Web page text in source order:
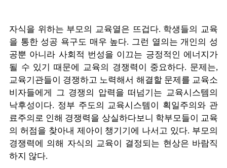
자식을 위하는 부모의 교육열은 뜨겁다. 학생들의 교육
을 통한 성공 욕구도 매우 높다. 그런 열의는 개인의 성
공뿐 아니라 사회적 번성을 이끄는 긍정적인 에너지가
될 수 있기 때문에 교육의 경쟁력이 중요하다. 문제는,
교육기관들이 경쟁하고 노력해서 해결할 문제를 교육소
비자들에게 그 경쟁의 압력을 떠넘기는 교육시스템의
낙후성이다. 정부 주도의 교육시스템이 획일주의와 관
료주의로 인해 경쟁력을 상실하다보니 학부모들이 교육
의 허점을 찾아내 제아이 챙기기에 나서고 있다. 부모의
경쟁력에 의해 자식의 교육이 결정되는 현상은 바람직
하지 않다.